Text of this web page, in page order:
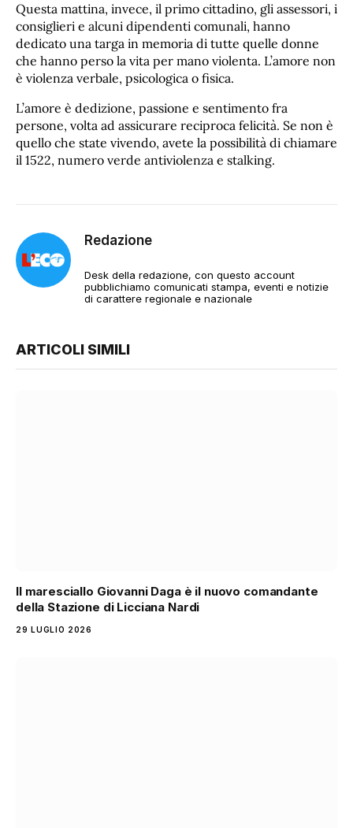
Questa mattina, invece, il primo cittadino, gli assessori, i
consiglieri e alcuni dipendenti comunali, hanno
dedicato una targa in memoria di tutte quelle donne
che hanno perso la vita per mano violenta. L’amore non
è violenza verbale, psicologica o fisica.
L’amore è dedizione, passione e sentimento fra
persone, volta ad assicurare reciproca felicità. Se non è
quello che state vivendo, avete la possibilità di chiamare
il 1522, numero verde antiviolenza e stalking.
Redazione
Desk della redazione, con questo account
pubblichiamo comunicati stampa, eventi e notizie
di carattere regionale e nazionale
ARTICOLI SIMILI
Il maresciallo Giovanni Daga è il nuovo comandante
della Stazione di Licciana Nardi
29 LUGLIO 2026